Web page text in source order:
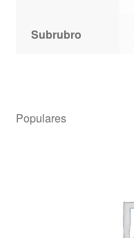
Subrubro
Populares